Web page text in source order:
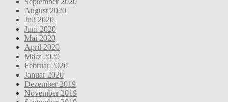
August 2020
Juli 2020
Juni 2020
Mai 2020
April 2020
März 2020
Februar 2020
Januar 2020
Dezember 2019
November 2019